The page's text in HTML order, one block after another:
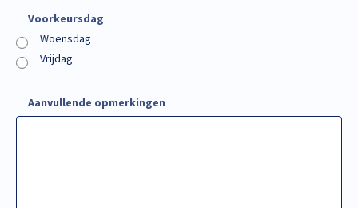
Voorkeursdag
Woensdag
Vrijdag
Aanvullende opmerkingen